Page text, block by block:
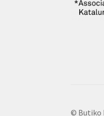
© Butiko